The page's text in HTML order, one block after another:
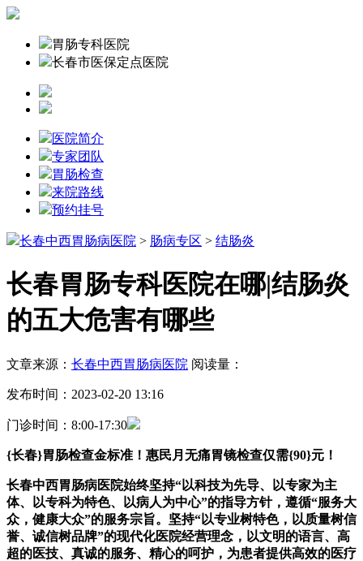
胃肠专科医院
长春市医保定点医院
医院简介
专家团队
胃肠检查
来院路线
预约挂号
长春中西胃肠病医院 > 肠病专区 > 结肠炎
长春胃肠专科医院在哪|结肠炎
的五大危害有哪些
文章来源： 长春中西胃肠病医院 阅读量：
发布时间：2023-02-20 13:16
门诊时间：8:00-17:30
{长春}胃肠检查金标准！惠民月无痛胃镜检查仅需{90}元！
长春中西胃肠病医院始终坚持“以科技为先导、以专家为主
体、以专科为特色、以病人为中心”的指导方针，遵循“服务大
众，健康大众”的服务宗旨。坚持“以专业树特色，以质量树信
誉、诚信树品牌”的现代化医院经营理念，以文明的语言、高
超的医技、真诚的服务、精心的呵护，为患者提供高效的医疗